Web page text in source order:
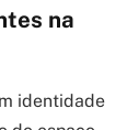
na
identidade